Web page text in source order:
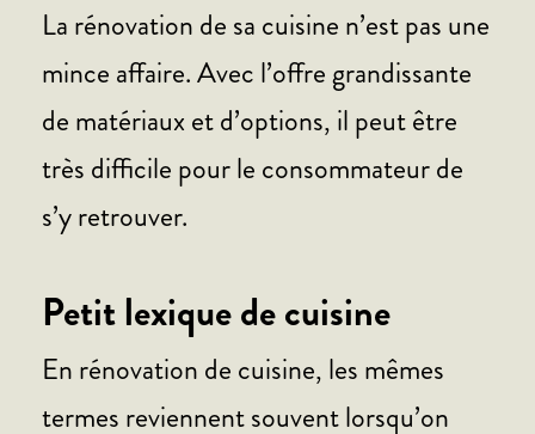
La rénovation de sa cuisine n’est pas une
mince affaire. Avec l’offre grandissante
de matériaux et d’options, il peut être
très difficile pour le consommateur de
s’y retrouver.
Petit lexique de cuisine
En rénovation de cuisine, les mêmes
termes reviennent souvent lorsqu’on